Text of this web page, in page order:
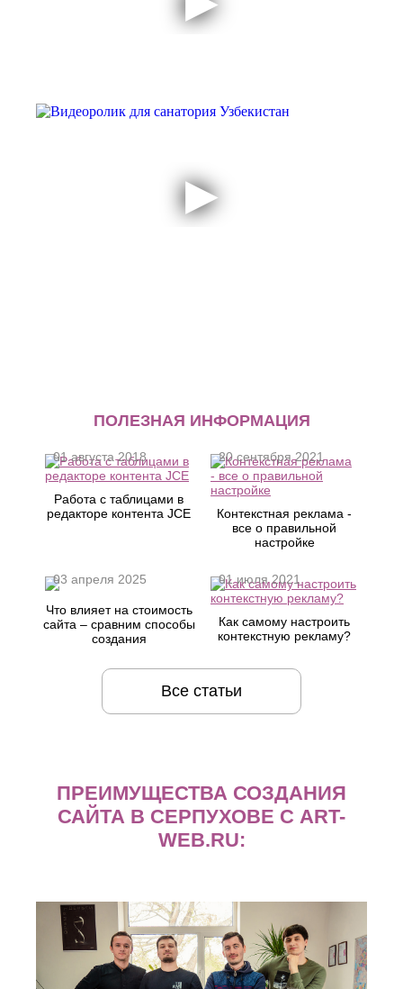
ПОЛЕЗНАЯ ИНФОРМАЦИЯ
Работа с таблицами в
редакторе контента JCE
01 августа 2018
Контекстная реклама -
все о правильной
настройке
20 сентября 2021
Что влияет на стоимость
сайта – сравним способы
создания
03 апреля 2025
Как самому настроить
контекстную рекламу?
01 июля 2021
Все статьи
ПРЕИМУЩЕСТВА СОЗДАНИЯ
САЙТА В СЕРПУХОВЕ С ART-
WEB.RU: